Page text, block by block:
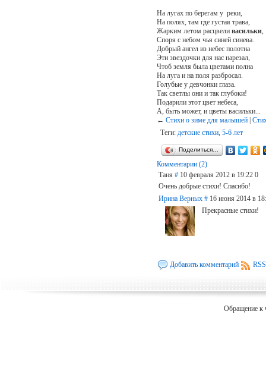
На лугах по берегам у реки,
На полях, там где густая трава,
Жарким летом расцвели васильки,
Споря с небом чья синей синева.
Добрый ангел из небес полотна
Эти звездочки для нас нарезал,
Чтоб земля была цветами полна
На луга и на поля разбросал.
Голубые у девчонки глаза.
Так светлы они и так глубоки!
Подарили этот цвет небеса,
А, быть может, и цветы васильки...
← Стихи о зиме для малышей|
Теги: детские стихи, 5-6 лет
Поделиться…
Комментарии (2)
Таня # 10 февраля 2012 в 19:22 0
Очень добрые стихи! Спасибо!
Ирина Верных # 16 июня 2014 в
Прекрасные стихи!
Добавить комментарий
Обращение к